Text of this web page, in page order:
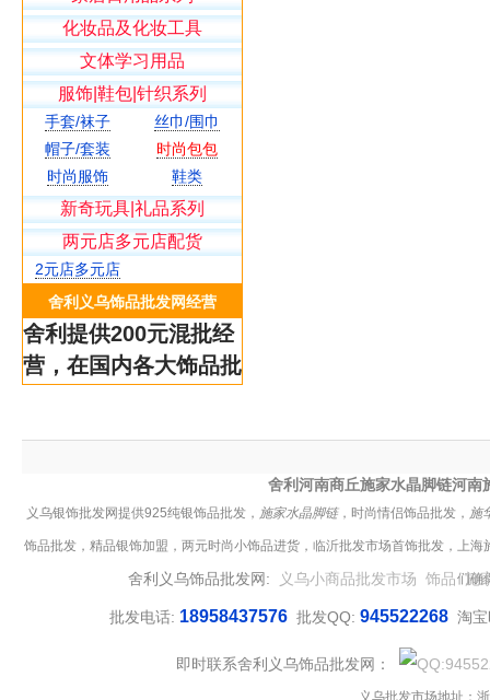
化妆品及化妆工具
文体学习用品
服饰|鞋包|针织系列
手套/袜子
丝巾/围巾
帽子/套装
时尚包包
时尚服饰
鞋类
新奇玩具|礼品系列
两元店多元店配货
2元店多元店
舍利义乌饰品批发网经营
舍利提供200元混批经
营，在国内各大饰品批
华洛世奇水晶脚链，
925纯银饰品批发，施
家水晶脚链，施华洛世
奇水晶批发等。
散地义乌小商品批发市场向各地客
舍利河南商丘施家水晶脚链河
义乌银饰批发网提供925纯银饰品批发， 施家水晶脚链，时尚情侣饰品批发， 施
饰品批发，精品银饰加盟，两元时尚小饰品进货，临沂批发市场首饰批发，上
们确
舍利义乌饰品批发网: 义乌小商品批发市场 饰品 施
批发电话: 18958437576 批发QQ: 945522268 淘
即时联系舍利义乌饰品批发网：
义乌批发市场地址：